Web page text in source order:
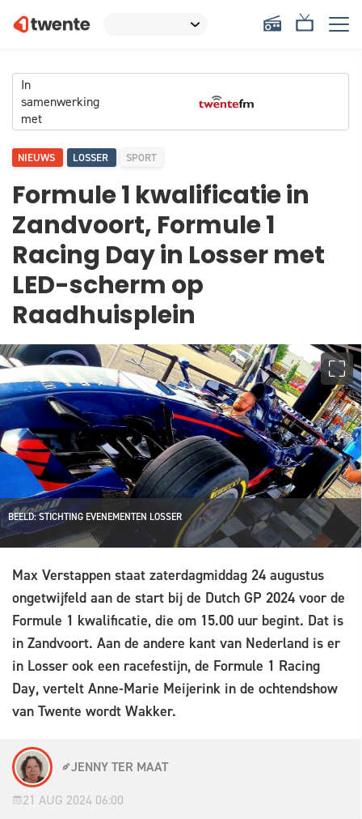
In
samenwerking
met
NIEUWS LOSSER SPORT
Formule 1 kwalificatie in
Zandvoort, Formule 1
Racing Day in Losser met
LED-scherm op
Raadhuisplein
BEELD: STICHTING EVENEMENTEN LOSSER
Max Verstappen staat zaterdagmiddag 24 augustus
ongetwijfeld aan de start bij de Dutch GP 2024 voor de
Formule 1 kwalificatie, die om 15.00 uur begint. Dat is
in Zandvoort. Aan de andere kant van Nederland is er
in Losser ook een racefestijn, de Formule 1 Racing
Day, vertelt Anne-Marie Meijerink in de ochtendshow
van Twente wordt Wakker.
JENNY TER MAAT
21 AUG 2024 06:00